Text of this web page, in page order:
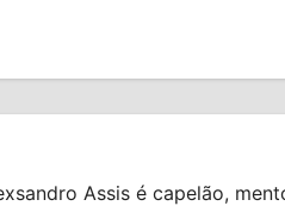
Assis é capelão,